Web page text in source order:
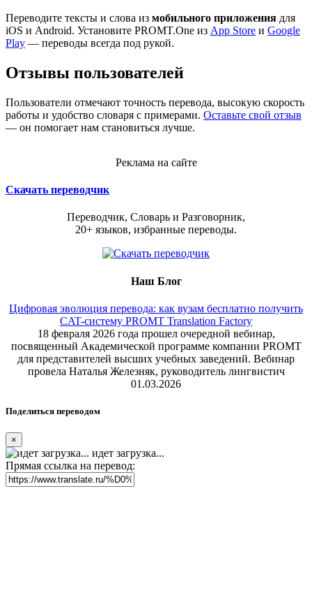
Переводите тексты и слова из мобильного приложения для
iOS и Android. Установите PROMT.One из App Store и Google
Play — переводы всегда под рукой.
Отзывы пользователей
Пользователи отмечают точность перевода, высокую скорость
работы и удобство словаря с примерами. Оставьте свой отзыв
— он помогает нам становиться лучше.
Реклама на сайте
Скачать переводчик
Переводчик, Словарь и Разговорник,
20+ языков, избранные переводы.
Наш Блог
Цифровая эволюция перевода: как вузам бесплатно получить
CAT-систему PROMT Translation Factory
18 февраля 2026 года прошел очередной вебинар,
посвященный Академической программе компании PROMT
для представителей высших учебных заведений. Вебинар
провела Наталья Железняк, руководитель лингвистич
01.03.2026
Поделиться переводом
×
идет загрузка...
Прямая ссылка на перевод: